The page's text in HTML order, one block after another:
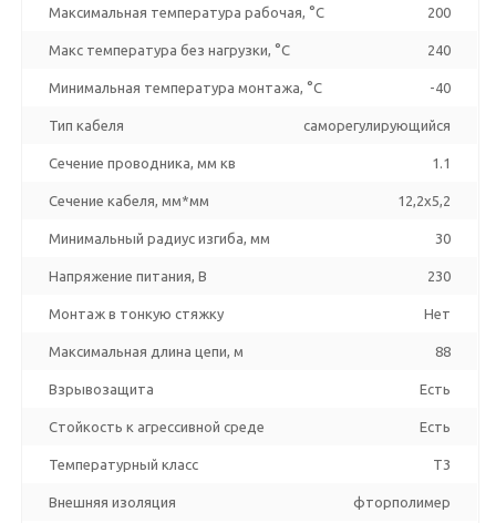
Максимальная температура рабочая, °C 200
Макс температура без нагрузки, °C 240
Минимальная температура монтажа, °C -40
Тип кабеля саморегулирующийся
Сечение проводника, мм кв 1.1
Сечение кабеля, мм*мм 12,2x5,2
Минимальный радиус изгиба, мм 30
Напряжение питания, В 230
Монтаж в тонкую стяжку Нет
Максимальная длина цепи, м 88
Взрывозащита Есть
Стойкость к агрессивной среде Есть
Температурный класс T3
Внешняя изоляция фторполимер